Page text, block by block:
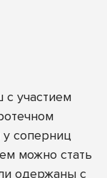
участием
у соперниц
можно стать
одержаны с